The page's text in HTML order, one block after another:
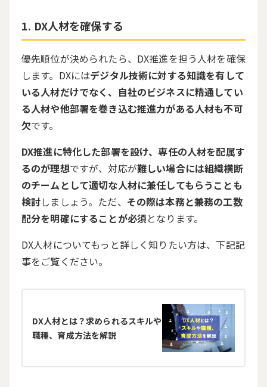
DX人材を確保する
優先順位が決められたら、 DX推進を担う人材を確保
します。 DXにはデジタル技術に対する知識を有して
いる人材だけでなく、自社のビジネスに精通してい
る人材や他部署を巻き込む推進力がある人材も不可
欠です。
DX推進に特化した部署を設け、専任の人材を配属す
るのが理想ですが、対応が難しい場合には組織横断
のチームとして適切な人材に兼任してもらうことも
検討しましょう。ただ、 その際は本務と兼務の工数
配分を明確にすることが必須となります。
DX人材についてもっと詳しく知りたい方は、下記記
事をご覧ください。
DX人材とは？求められるスキルや
職種、育成方法を解説